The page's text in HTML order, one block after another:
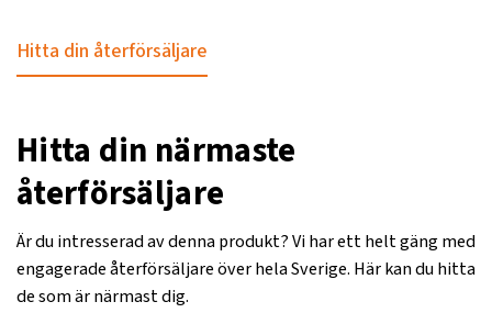
Hitta din återförsäljare
Hitta din närmaste
återförsäljare
Är du intresserad av denna produkt? Vi har ett helt gäng med
engagerade återförsäljare över hela Sverige. Här kan du hitta
de som är närmast dig.